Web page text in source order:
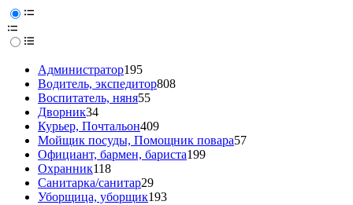
Администратор195
Водитель, экспедитор808
Воспитатель, няня55
Дворник34
Курьер, Почтальон409
Мойщик посуды, Помощник повара57
Официант, бармен, бариста199
Охранник118
Санитарка/санитар29
Уборщица, уборщик193